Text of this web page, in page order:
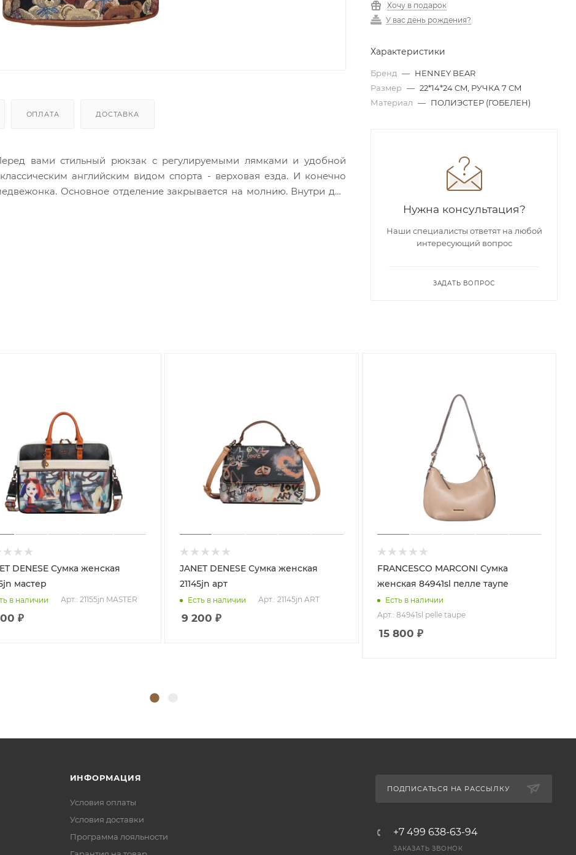
ОПЛАТА ДОСТАВКА
вами стильный рюкзак с регулируемыми лямками и удобной
английским видом спорта - верховая езда. И конечно
Основное отделение закрывается на молнию. Внутри два
Хочу в подарок
У вас день рождения?
Характеристики
Бренд — HENNEY BEAR
Размер — 22*14*24 CM, РУЧКА 7 СМ
Материал — ПОЛИЭСТЕР (ГОБЕЛЕН)
Нужна консультация?
Наши специалисты ответят на любой
интересующий вопрос
ЗАДАТЬ ВОПРОС
Сумка женская
мастер
в наличии Арт.: 21155jn MASTER
₽
JANET DENESE Сумка женская
21145jn арт
Есть в наличии Арт.: 21145jn ART
9 200 ₽
FRANCESCO MARCONI Сумка
женская 84941sl пелле таупе
Есть в наличии
Арт.: 84941sl pelle taupe
15 800 ₽
ИНФОРМАЦИЯ
Условия оплаты
Условия доставки
Программа лояльности
ПОДПИСАТЬСЯ НА РАССЫЛКУ
+7 499 638-63-94
ЗАКАЗАТЬ ЗВОНОК